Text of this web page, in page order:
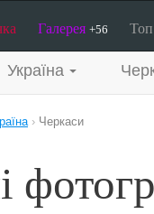
Галерея +56
Україна
› Черкаси